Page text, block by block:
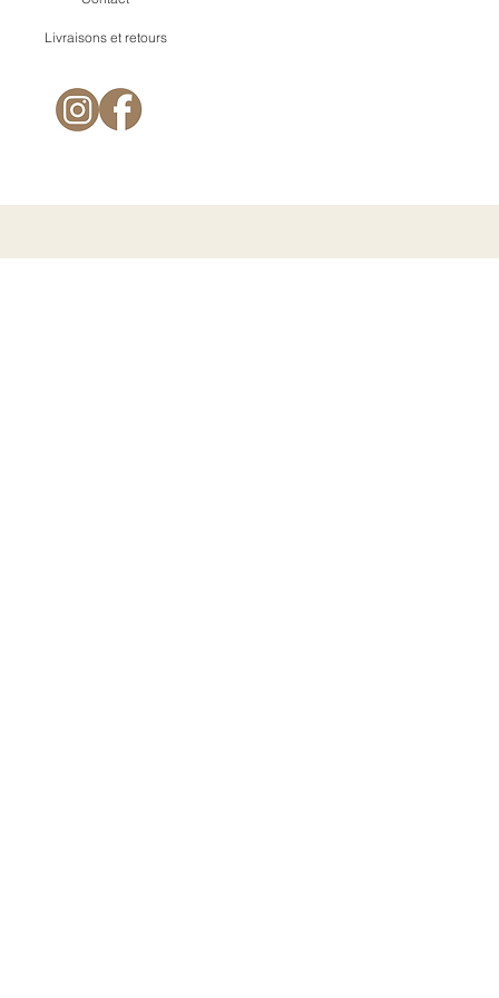
Livraisons et retours